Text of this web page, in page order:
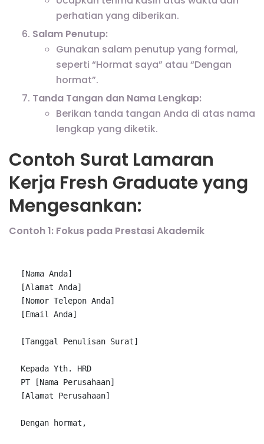
perhatian yang diberikan.
Salam Penutup:
Gunakan salam penutup yang formal,
seperti “Hormat saya” atau “Dengan
hormat”.
Tanda Tangan dan Nama Lengkap:
Berikan tanda tangan Anda di atas nama
lengkap yang diketik.
Contoh Surat Lamaran
Kerja Fresh Graduate yang
Mengesankan:
Contoh 1: Fokus pada Prestasi Akademik
[Nama
[Alamat
[Nomor Telepon
[Email
[Tanggal Penulisan Surat]
Kepada Yth. HRD
PT [Nama Perusahaan]
[Alamat Perusahaan]
Dengan hormat,